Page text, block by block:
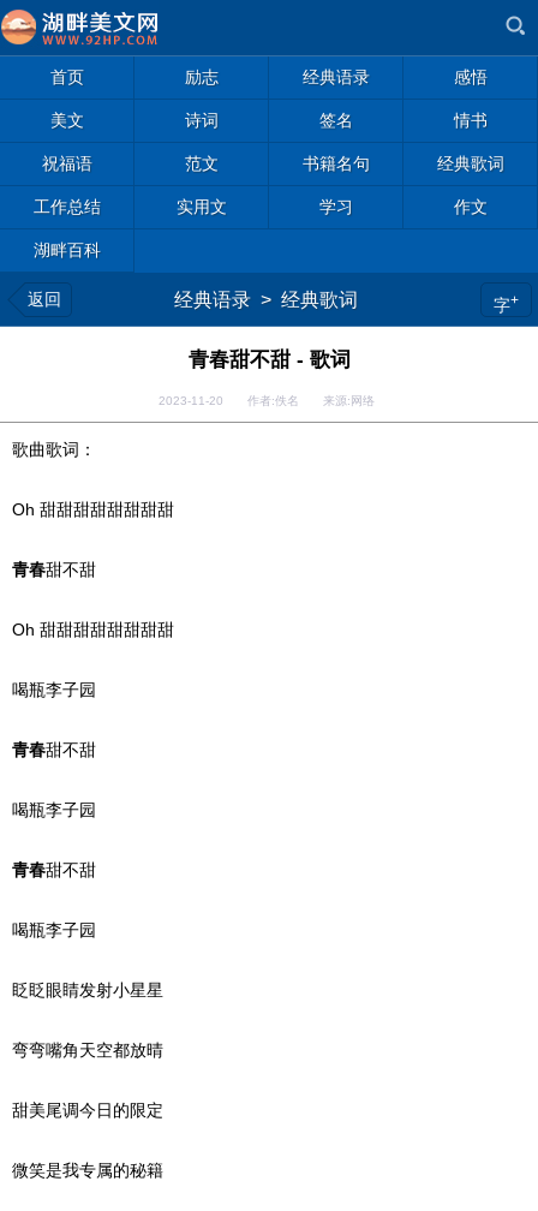
首页 励志 经典语录 感悟
美文 诗词 签名 情书
祝福语 范文 书籍名句 经典歌词
工作总结 实用文 学习 作文
湖畔百科
返回 经典语录 > 经典歌词 字+
青春甜不甜 - 歌词
2023-11-20 作者:佚名 来源:网络
歌曲歌词：
Oh 甜甜甜甜甜甜甜甜
青春甜不甜
Oh 甜甜甜甜甜甜甜甜
喝瓶李子园
青春甜不甜
喝瓶李子园
青春甜不甜
喝瓶李子园
眨眨眼睛发射小星星
弯弯嘴角天空都放晴
甜美尾调今日的限定
微笑是我专属的秘籍